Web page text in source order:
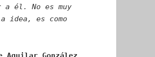
a él. No es muy
idea, es como